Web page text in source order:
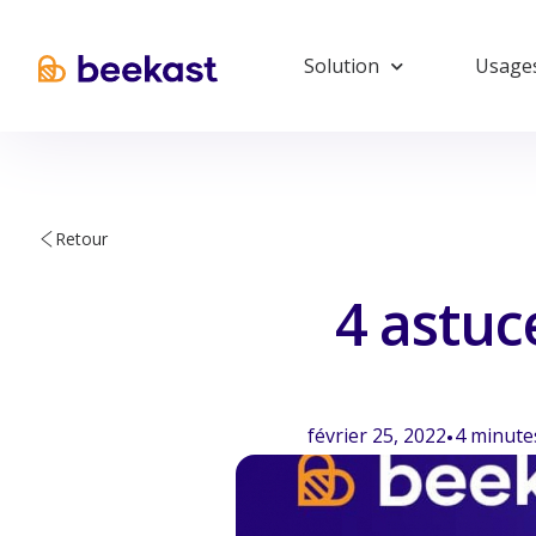
Solution
Retour
4
février 25, 2022•4